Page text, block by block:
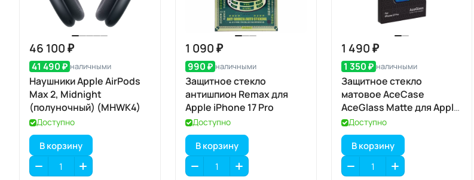
46 100 ₽
41 490 ₽ наличными
Наушники Apple AirPods
Max 2, Midnight
(полуночный) (MHWK4)
Доступно
В корзину
1 090 ₽
990 ₽ наличными
Защитное стекло
антишпион Remax для
Apple iPhone 17 Pro
Доступно
В корзину
1 490 ₽
1 350 ₽ наличными
Защитное стекло
матовое AceCase
AceGlass Matte для Apple
iPhone 17 Pro
Доступно
В корзину